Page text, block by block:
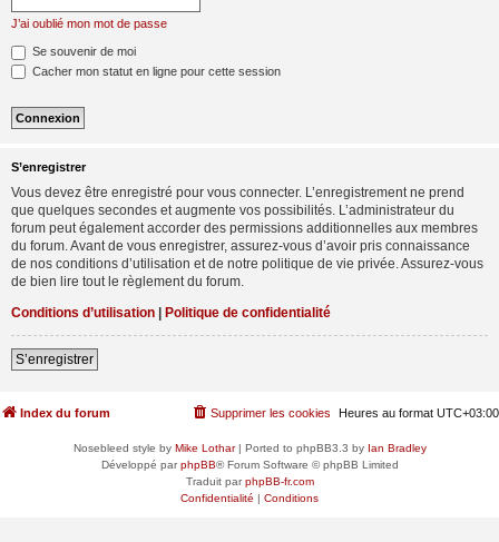
J’ai oublié mon mot de passe
Se souvenir de moi
Cacher mon statut en ligne pour cette session
S’enregistrer
Vous devez être enregistré pour vous connecter. L’enregistrement ne prend
que quelques secondes et augmente vos possibilités. L’administrateur du
forum peut également accorder des permissions additionnelles aux membres
du forum. Avant de vous enregistrer, assurez-vous d’avoir pris connaissance
de nos conditions d’utilisation et de notre politique de vie privée. Assurez-vous
de bien lire tout le règlement du forum.
Conditions d’utilisation | Politique de confidentialité
S’enregistrer
Index du forum Heures au format UTC+03:00
Supprimer les cookies
Nosebleed style by Mike Lothar| Ported to phpBB3.3 by Ian Bradley
Développé parphpBB® Forum Software © phpBB Limited
Traduit parphpBB-fr.com
Confidentialité | Conditions